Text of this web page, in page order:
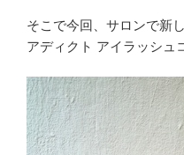
そこで今回、サロンで新
アディクト アイラッシュ